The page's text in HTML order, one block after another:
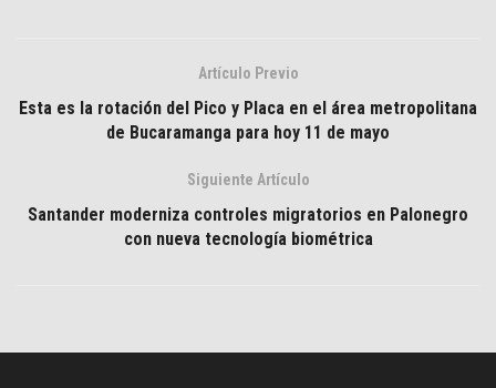
Artículo Previo
Esta es la rotación del Pico y Placa en el área metropolitana
de Bucaramanga para hoy 11 de mayo
Siguiente Artículo
Santander moderniza controles migratorios en Palonegro
con nueva tecnología biométrica